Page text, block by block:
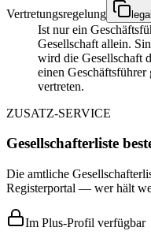
Vertretungsregelung
Ist nur ein
Gesellschaft allein.
wird die Gesellschaft
einen Geschäftsführer
vertreten.
ZUSATZ-SERVICE
Gesellschafterliste
Die amtliche
Registerportal — wer hält
Im Plus-Profil verfügbar